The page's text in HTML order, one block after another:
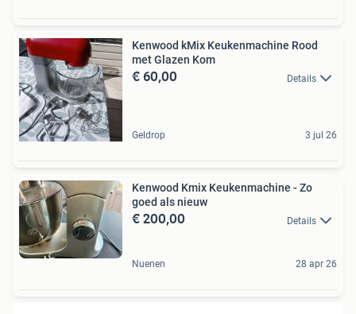
Kenwood kMix Keukenmachine Rood
met Glazen Kom
€ 60,00 Details
Geldrop 3 jul 26
Kenwood Kmix Keukenmachine - Zo
goed als nieuw
€ 200,00 Details
Nuenen 28 apr 26